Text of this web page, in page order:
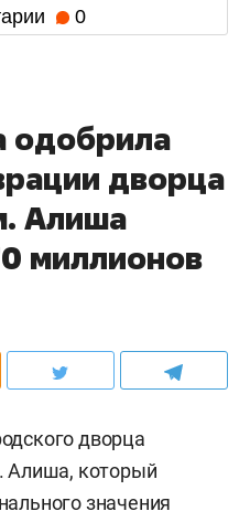
0
одобрила
дворца
Алиша
миллионов
дворца
Алиша, который
значения